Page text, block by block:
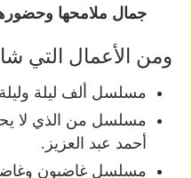
جمال ملامحها
ومن الأعمال التي
مسلسل ألف ليلة
مسلسل من الذي لا
أحمد عبد العزيز.
مسلسل غاضبون